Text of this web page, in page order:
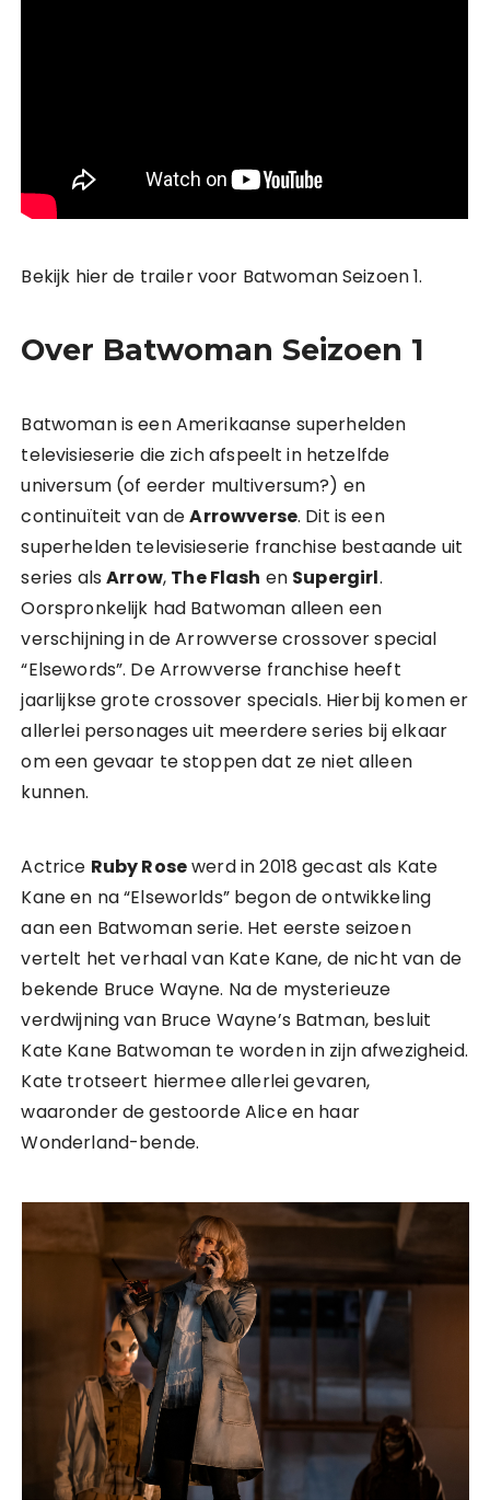
Bekijk hier de trailer voor Batwoman Seizoen 1.
Over Batwoman Seizoen 1
Batwoman is een Amerikaanse superhelden
televisieserie die zich afspeelt in hetzelfde
universum (of eerder multiversum?) en
continuïteit van deArrowverse. Dit is een
superhelden televisieserie franchise bestaande uit
series alsArrow, The Flash en Supergirl.
Oorspronkelijk had Batwoman alleen een
verschijning in de Arrowverse crossover special
“Elsewords”. De Arrowverse franchise heeft
jaarlijkse grote crossover specials. Hierbij komen er
allerlei personages uit meerdere series bij elkaar
om een gevaar te stoppen dat ze niet alleen
kunnen.
Actrice Ruby Rosewerd in 2018 gecast als Kate
Kane en na “Elseworlds” begon de ontwikkeling
aan een Batwoman serie. Het eerste seizoen
vertelt het verhaal van Kate Kane, de nicht van de
bekende Bruce Wayne. Na de mysterieuze
verdwijning van Bruce Wayne’s Batman, besluit
Kate Kane Batwoman te worden in zijn afwezigheid.
Kate trotseert hiermee allerlei gevaren,
waaronder de gestoorde Alice en haar
Wonderland-bende.